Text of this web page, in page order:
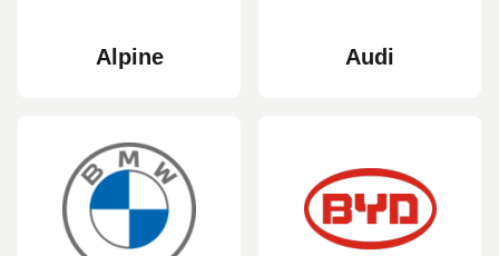
Alpine Audi